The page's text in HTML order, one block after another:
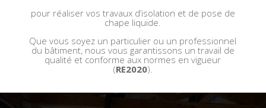
pour réaliser vos travaux d’isolation et de pose de
chape liquide.
Que vous soyez un particulier ou un professionnel
du bâtiment, nous vous garantissons un travail de
qualité et conforme aux normes en vigueur
(RE2020).